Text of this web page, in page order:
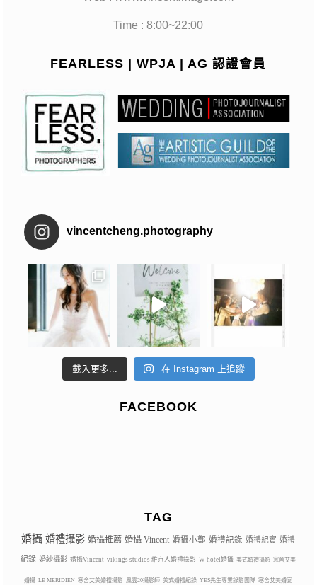
Time : 8:00~22:00
FEARLESS | WPJA | AG 認證會員
vincentcheng.photography
載入更多... 在 Instagram 上追蹤
FACEBOOK
TAG
婚攝 婚禮攝影 婚攝推薦 婚攝 Vincent 婚攝小鄭 婚禮記錄 婚禮紀實 婚禮
紀錄 婚紗攝影 婚攝Vincent vikings studios 維京人婚禮錄影 W hotel婚攝 美式婚禮攝影 寒舍艾美
婚攝 LE MERIDIEN 寒舍艾美婚禮攝影 風雲20攝影師 美式婚禮紀錄 YES先生專業錄影團隊 寒舍艾美婚宴